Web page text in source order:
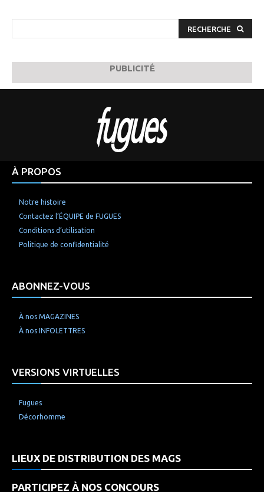
RECHERCHE
PUBLICITÉ
À PROPOS
Notre histoire
Contactez l’ÉQUIPE de FUGUES
Conditions d’utilisation
Politique de confidentialité
ABONNEZ-VOUS
À nos MAGAZINES
À nos INFOLETTRES
VERSIONS VIRTUELLES
Fugues
Décorhomme
LIEUX DE DISTRIBUTION DES MAGS
PARTICIPEZ À NOS CONCOURS